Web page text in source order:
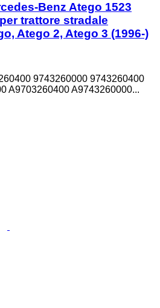
Benz Atego 1523
trattore stradale
Atego 2, Atego 3 (1996-)
9743260000 9743260400
A9703260400 A9743260000...